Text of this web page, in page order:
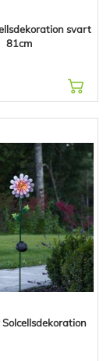
svart
81cm
Solcellsdekoration